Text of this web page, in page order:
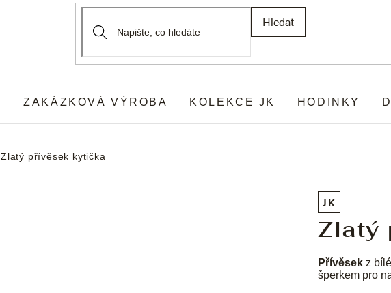
Hledat
ZAKÁZKOVÁ VÝROBA KOLEKCE JK HODINKY
Zlatý přívěsek kytička
JK
Zlatý
Přívěsek z
šperkem pro